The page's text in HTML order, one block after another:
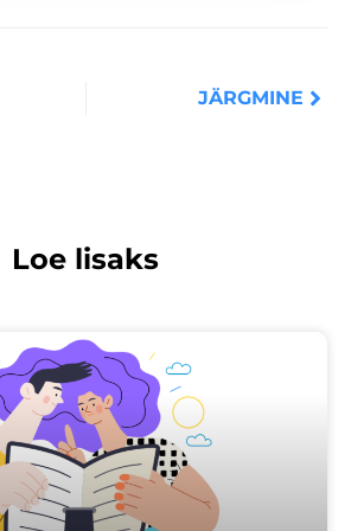
JÄRGMINE
Loe lisaks